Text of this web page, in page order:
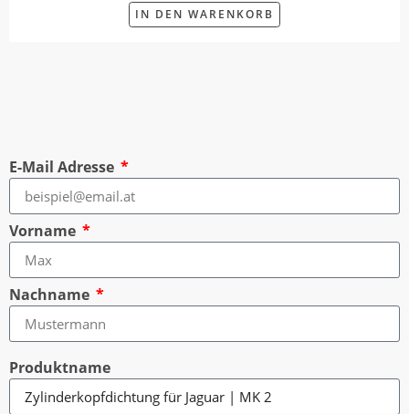
IN DEN WARENKORB
E-Mail Adresse
Vorname
Nachname
Produktname